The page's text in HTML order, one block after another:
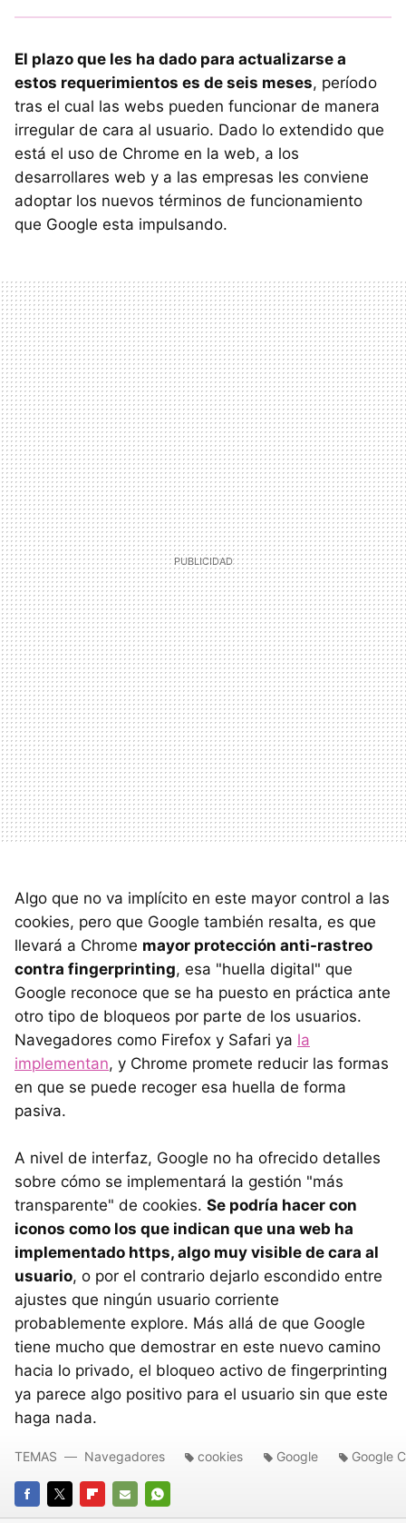
El plazo que les ha dado para actualizarse a
estos requerimientos es de seis meses, período
tras el cual las webs pueden funcionar de manera
irregular de cara al usuario. Dado lo extendido que
está el uso de Chrome en la web, a los
desarrollares web y a las empresas les conviene
adoptar los nuevos términos de funcionamiento
que Google esta impulsando.
Algo que no va implícito en este mayor control a las
cookies, pero que Google también resalta, es que
llevará a Chrome mayor protección anti-rastreo
contra fingerprinting, esa "huella digital" que
Google reconoce que se ha puesto en práctica ante
otro tipo de bloqueos por parte de los usuarios.
Navegadores como Firefox y Safari ya la
implementan, y Chrome promete reducir las formas
en que se puede recoger esa huella de forma
pasiva.
A nivel de interfaz, Google no ha ofrecido detalles
sobre cómo se implementará la gestión "más
transparente" de cookies. Se podría hacer con
iconos como los que indican que una web ha
implementado https, algo muy visible de cara al
usuario, o por el contrario dejarlo escondido entre
ajustes que ningún usuario corriente
probablemente explore. Más allá de que Google
tiene mucho que demostrar en este nuevo camino
hacia lo privado, el bloqueo activo de fingerprinting
ya parece algo positivo para el usuario sin que este
haga nada.
FACEBOOK
TWITTERFLIPBOARD
E- WHATSAPP
TEMAS Navegadores cookies Google Google